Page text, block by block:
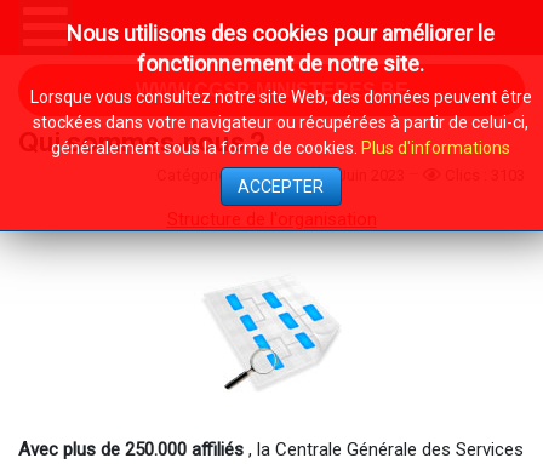
WWW.CGSP-MINISTERES.BE
Qui sommes-nous ?
Catégorie :System 7 Juin 2023
Structure de l'organisation
Avec plus de 250.000 affiliés , la Centrale Générale des Services
Nous utilisons des cookies pour améliorer le
fonctionnement de notre site.
Lorsque vous consultez notre site Web, des données peuvent être
stockées dans votre navigateur ou récupérées à partir de celui-ci,
généralement sous la forme de cookies. Plus d'informations
ACCEPTER